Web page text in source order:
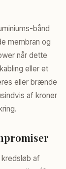
bånd
membran og
når dette
eller et
eller brænde
af kroner
af